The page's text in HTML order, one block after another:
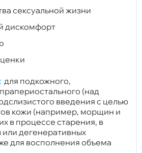
сексуальной жизни
дискомфорт
для подкожного,
(над
введения с целью
кожи (например, морщин и
в процессе старения, в
или дегенеративных
для восполнения объема